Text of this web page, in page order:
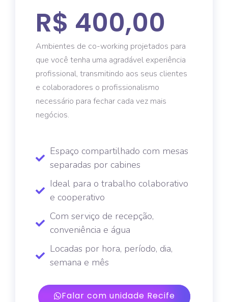
R$ 400,00
Ambientes de co-working projetados para
que você tenha uma agradável experiência
profissional, transmitindo aos seus clientes
e colaboradores o profissionalismo
necessário para fechar cada vez mais
negócios.
Espaço compartilhado com mesas
separadas por cabines
Ideal para o trabalho colaborativo
e cooperativo
Com serviço de recepção,
conveniência e água
Locadas por hora, período, dia,
semana e mês
Falar com unidade Recife